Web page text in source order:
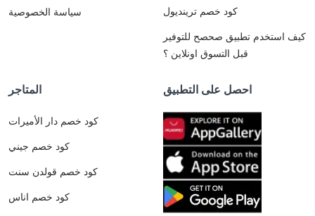
سياسة الخصوصية
كود خصم ترينديول
كيف استخدم تطبيق صحصح للتوفير
قبل التسوق اونلاين ؟
المتاجر
كود خصم دار الأميرات
كود خصم جيني
كود خصم قولدن سنت
كود خصم اناس
احصل على التطبيق